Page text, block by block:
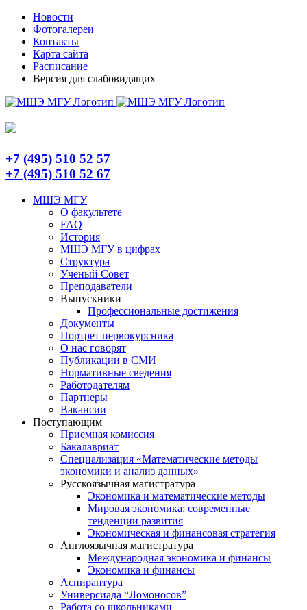
Skip
content
TelegramНовости
Фотогалереи
Контакты
Карта сайта
Расписание
Версия для слабовидящих
+7 (495) 510 52 57
+7 (495) 510 52 67
МШЭ МГУ
О факультете
FAQ
История
МШЭ МГУ в цифрах
Структура
Ученый Совет
Преподаватели
Выпускники
Профессиональные достижения
Документы
Портрет первокурсника
О нас говорят
Публикации в СМИ
Нормативные сведения
Работодателям
Партнеры
Вакансии
Поступающим
Приемная комиссия
Бакалавриат
Специализация «Математические методы
экономики и анализ данных»
Русскоязычная магистратура
Экономика и математические методы
Мировая экономика: современные
тенденции развития
Экономическая и финансовая стратегия
Англоязычная магистратура
Международная экономика и финансы
Экономика и финансы
Аспирантура
Универсиада “Ломоносов”
Работа со школьниками